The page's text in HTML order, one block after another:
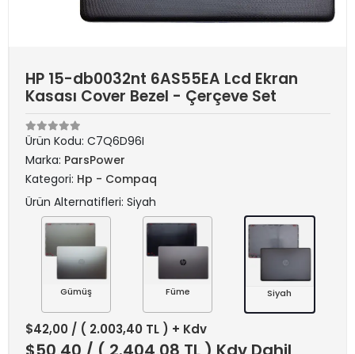
HP 15-db0032nt 6AS55EA Lcd Ekran
Kasası Cover Bezel - Çerçeve Set
Ürün Kodu: C7Q6D96I
Marka: ParsPower
Kategori: Hp - Compaq
Ürün Alternatifleri: Siyah
Gümüş Füme Siyah
$42,00 / ( 2.003,40 TL ) + Kdv